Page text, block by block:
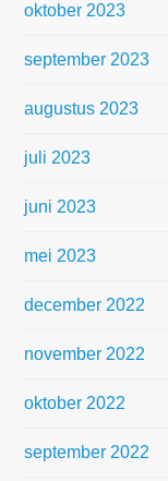
oktober 2023
september 2023
augustus 2023
juli 2023
juni 2023
mei 2023
december 2022
november 2022
oktober 2022
september 2022